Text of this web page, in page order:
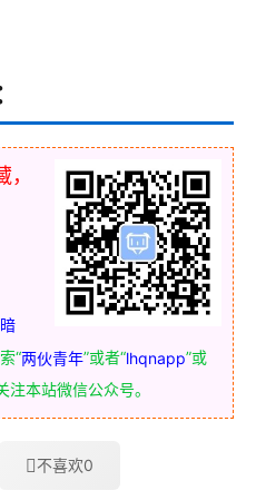
暗
“两伙青年”或者“lhqnapp”或
本站微信公众号。
不喜欢0